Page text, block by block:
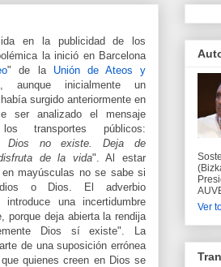
en la publicidad de los
la inició en Barcelona
" de la Unión de Ateos y
, aunque inicialmente un
surgido anteriormente en
ser analizado el mensaje
transportes públicos:
Dios no existe. Deja de
de la vida". Al estar
mayúsculas no se sabe si
o Dios. El adverbio
introduce una incertidumbre
porque deja abierta la rendija
Dios sí existe". La
de una suposición errónea
quienes creen en Dios se
Ver